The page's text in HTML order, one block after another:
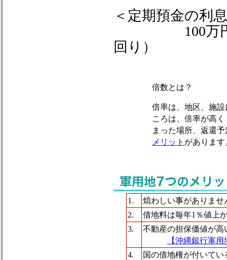
＜定期預金の利
100万円（借
回り）
倍数とは？
倍率は、地区、施
ころは、倍率が高
まった場所、返還
メリット があります
1.
煩わしい事がありま
2.
借地料は毎年1％値上
3.
不動産の担保価値が
【沖縄銀行軍
4.
国の借地権が付いて